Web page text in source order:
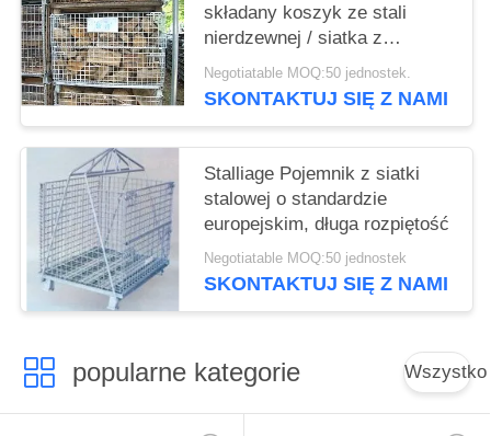
składany koszyk ze stali
nierdzewnej / siatka z
możliwością ustawiania jeden
na drugim
Negotiatable MOQ:50 jednostek.
SKONTAKTUJ SIĘ Z NAMI
Stalliage Pojemnik z siatki
stalowej o standardzie
europejskim, długa rozpiętość
Negotiatable MOQ:50 jednostek
SKONTAKTUJ SIĘ Z NAMI
popularne kategorie Wszystko